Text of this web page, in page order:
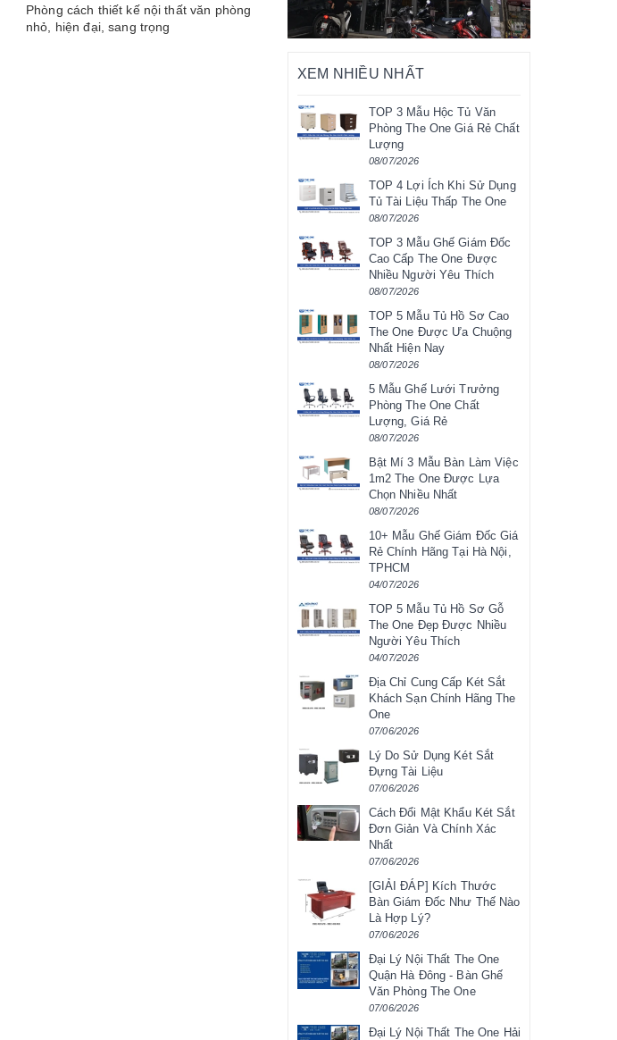
Phòng cách thiết kế nội thất văn phòng
nhỏ, hiện đại, sang trọng
XEM NHIỀU NHẤT
TOP 3 Mẫu Hộc Tủ Văn
Phòng The One Giá Rẻ Chất
Lượng
08/07/2026
TOP 4 Lợi Ích Khi Sử Dụng
Tủ Tài Liệu Thấp The One
08/07/2026
TOP 3 Mẫu Ghế Giám Đốc
Cao Cấp The One Được
Nhiều Người Yêu Thích
08/07/2026
TOP 5 Mẫu Tủ Hồ Sơ Cao
The One Được Ưa Chuộng
Nhất Hiện Nay
08/07/2026
5 Mẫu Ghế Lưới Trưởng
Phòng The One Chất
Lượng, Giá Rẻ
08/07/2026
Bật Mí 3 Mẫu Bàn Làm Việc
1m2 The One Được Lựa
Chọn Nhiều Nhất
08/07/2026
10+ Mẫu Ghế Giám Đốc Giá
Rẻ Chính Hãng Tại Hà Nội,
TPHCM
04/07/2026
TOP 5 Mẫu Tủ Hồ Sơ Gỗ
The One Đẹp Được Nhiều
Người Yêu Thích
04/07/2026
Địa Chỉ Cung Cấp Két Sắt
Khách Sạn Chính Hãng The
One
07/06/2026
Lý Do Sử Dụng Két Sắt
Đựng Tài Liệu
07/06/2026
Cách Đổi Mật Khẩu Két Sắt
Đơn Giản Và Chính Xác
Nhất
07/06/2026
[GIẢI ĐÁP] Kích Thước
Bàn Giám Đốc Như Thế Nào
Là Hợp Lý?
07/06/2026
Đại Lý Nội Thất The One
Quận Hà Đông - Bàn Ghế
Văn Phòng The One
07/06/2026
Đại Lý Nội Thất The One Hải